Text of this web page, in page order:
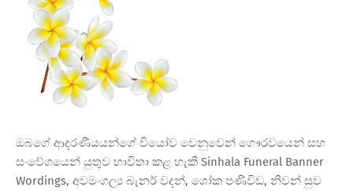
ඔබගේ ආදරණීයයන්ගේ වියෝව වෙනුවෙන් ගෞරවයෙන් සහ
සංවේගයෙන් යුතුව භාවිතා කළ හැකි Sinhala Funeral Banner
Wordings, අවමංගල්‍ය බැනර් වදන්, ශෝක පණිවිඩ, නිවන් සුව